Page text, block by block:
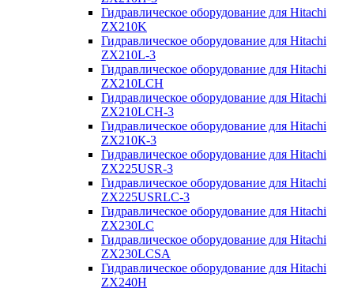
Гидравлическое оборудование для Hitachi
ZX210K
Гидравлическое оборудование для Hitachi
ZX210L-3
Гидравлическое оборудование для Hitachi
ZX210LCH
Гидравлическое оборудование для Hitachi
ZX210LCH-3
Гидравлическое оборудование для Hitachi
ZX210К-3
Гидравлическое оборудование для Hitachi
ZX225USR-3
Гидравлическое оборудование для Hitachi
ZX225USRLC-3
Гидравлическое оборудование для Hitachi
ZX230LC
Гидравлическое оборудование для Hitachi
ZX230LCSA
Гидравлическое оборудование для Hitachi
ZX240H